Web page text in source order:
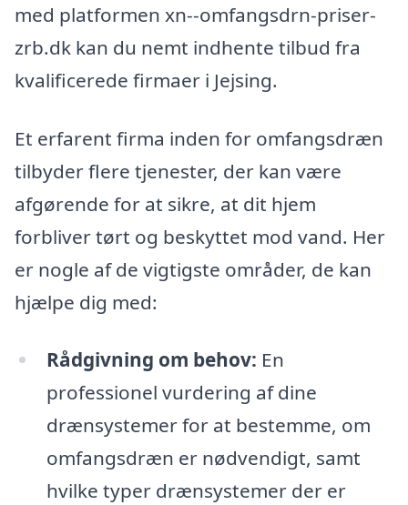
med platformen xn--omfangsdrn-priser-
zrb.dk kan du nemt indhente tilbud fra
kvalificerede firmaer i Jejsing.
Et erfarent firma inden for omfangsdræn
tilbyder flere tjenester, der kan være
afgørende for at sikre, at dit hjem
forbliver tørt og beskyttet mod vand. Her
er nogle af de vigtigste områder, de kan
hjælpe dig med:
Rådgivning om behov: En
professionel vurdering af dine
drænsystemer for at bestemme, om
omfangsdræn er nødvendigt, samt
hvilke typer drænsystemer der er